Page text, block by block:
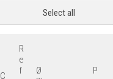
Select all
C
R
e
f
Ø
P